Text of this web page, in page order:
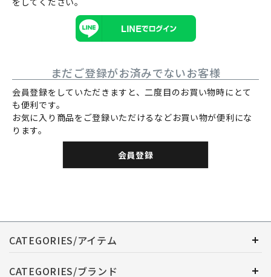
まだご登録がお済みでないお客様
会員登録をしていただきますと、二度目のお買い物時にとて
も便利です。
お気に入り商品をご登録いただけるなどお買い物が便利にな
ります。
会員登録
CATEGORIES/アイテム
CATEGORIES/ブランド